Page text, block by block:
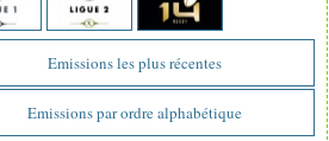
Emissions les plus récentes
Emissions par ordre alphabétique